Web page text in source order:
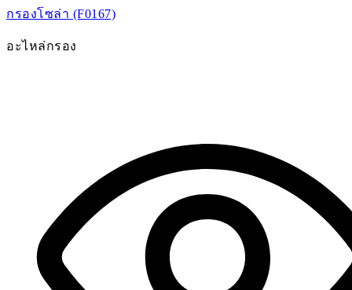
กรองโซล่า (F0167)
อะไหล่กรอง